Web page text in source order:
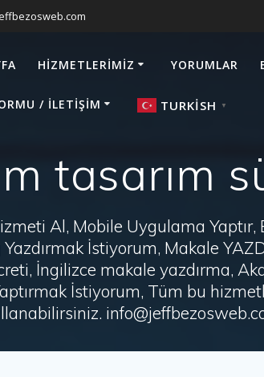
HIZMETLERIMIZ YORUMLAR
/ İLETIŞIM TURKISH ▼
tasarım
Al, Mobile Uygulama
İstiyorum, Makale
İngilizce makale yazdırma,
İstiyorum, Tüm bu